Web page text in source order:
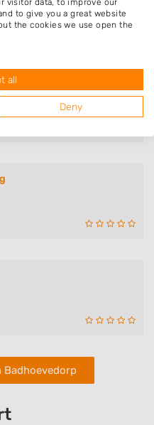
Badhoevedorp
to give you a great website
the cookies we use open the
all
Deny